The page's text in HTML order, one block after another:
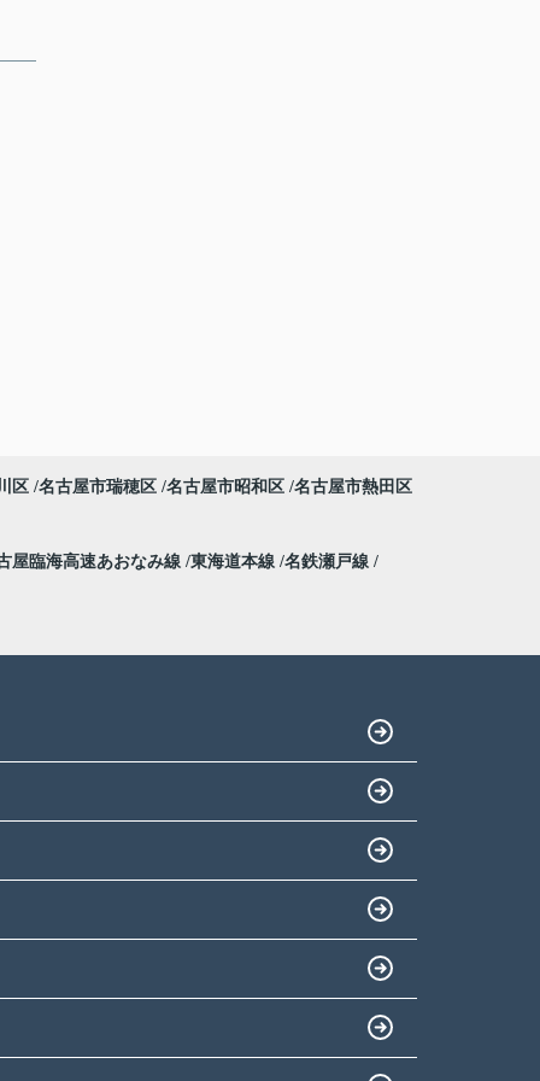
区 名古屋市瑞穂区 名古屋市昭和区 名古屋市熱田区
屋臨海高速あおなみ線 東海道本線 名鉄瀬戸線